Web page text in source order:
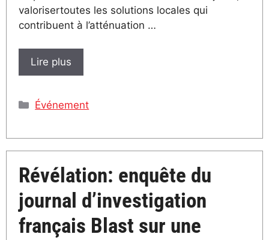
valorisertoutes les solutions locales qui
contribuent à l’atténuation …
Lire plus
Catégories
Événement
Révélation: enquête du
journal d’investigation
français Blast sur une